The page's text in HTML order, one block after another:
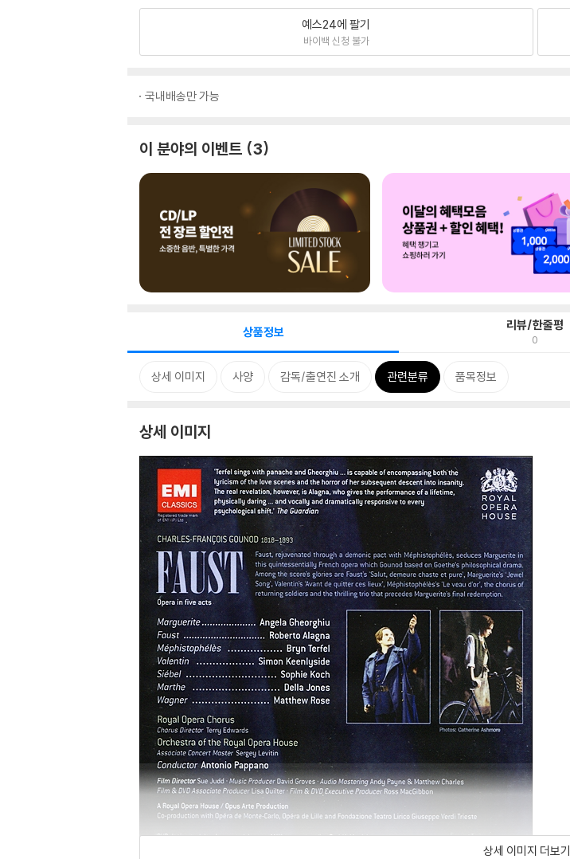
예스24에 팔기
바이백 신청 불가
국내배송만 가능
이 분야의 이벤트 3
상품정보 리뷰/한줄평
0
상세 이미지 사양 감독/출연진 소개 관련분류 품목정보
상세 이미지
상세 이미지 더보기